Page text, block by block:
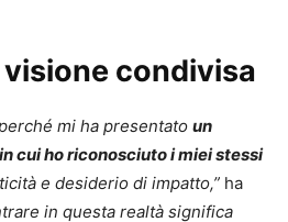
condivisa
mi ha presentato un
cui ho riconosciuto i miei stessi
e desiderio di impatto,” ha
in questa realtà significa